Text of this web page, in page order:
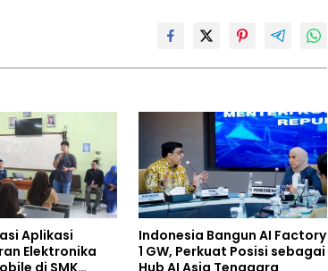
Aplikasi
Elektronika
Indonesia Bangun AI Factory
1 GW, Perkuat Posisi sebagai